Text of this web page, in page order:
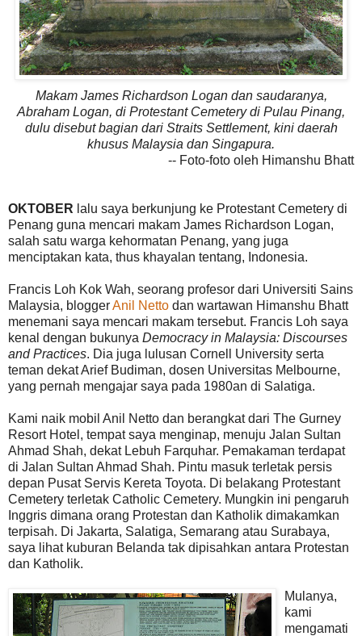
Makam James Richardson Logan dan saudaranya,
Abraham Logan, di Protestant Cemetery di Pulau Pinang,
dulu disebut bagian dari Straits Settlement, kini daerah
khusus Malaysia dan Singapura.
-- Foto-foto oleh Himanshu Bhatt
OKTOBER lalu saya berkunjung ke Protestant Cemetery di
Penang guna mencari makam James Richardson Logan,
salah satu warga kehormatan Penang, yang juga
menciptakan kata, thus khayalan tentang, Indonesia.
Francis Loh Kok Wah, seorang profesor dari Universiti Sains
Malaysia, bloggerAnil Netto dan wartawan Himanshu Bhatt
menemani saya mencari makam tersebut. Francis Loh saya
kenal dengan bukunya Democracy in Malaysia: Discourses
and Practices. Dia juga lulusan Cornell University serta
teman dekat Arief Budiman, dosen Universitas Melbourne,
yang pernah mengajar saya pada 1980an di Salatiga.
Kami naik mobil Anil Netto dan berangkat dari The Gurney
Resort Hotel, tempat saya menginap, menuju Jalan Sultan
Ahmad Shah, dekat Lebuh Farquhar. Pemakaman terdapat
di Jalan Sultan Ahmad Shah. Pintu masuk terletak persis
depan Pusat Servis Kereta Toyota. Di belakang Protestant
Cemetery terletak Catholic Cemetery. Mungkin ini pengaruh
Inggris dimana orang Protestan dan Katholik dimakamkan
terpisah. Di Jakarta, Salatiga, Semarang atau Surabaya,
saya lihat kuburan Belanda tak dipisahkan antara Protestan
dan Katholik.
Mulanya,
kami
mengamati